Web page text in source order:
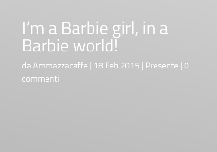
I’m a Barbie girl, in a
Barbie world!
daAmmazzacaffe 18 Feb 2015 Presente 0
commenti